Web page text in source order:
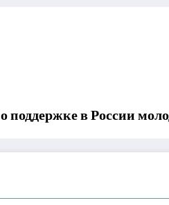
поддержке в России